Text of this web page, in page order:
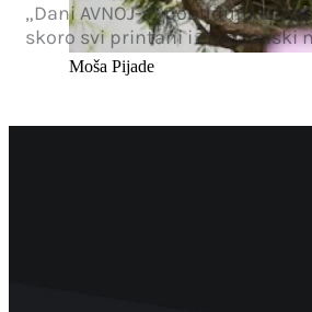
Moša Pijade
„Dani AVNOJ-a“ pobuđuju
skoro svi printani i elektronski